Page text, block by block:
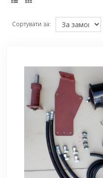
Сортувати за: